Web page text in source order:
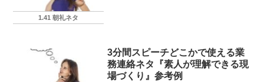
1.41 朝礼ネタ
3分間スピーチどこかで使える業
務連絡ネタ『素人が理解できる現
場づくり』参考例